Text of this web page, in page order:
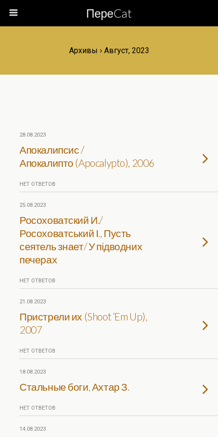
ПереCat
Архивы › Август, 2023
28.08.2023
Апокалипсис /
Апокалипто (Apocalypto), 2006
НЕТ ОТВЕТОВ
25.08.2023
Росоховатский И./
Росоховатський І., Пусть
сеятель знает/ У підводних
печерах
НЕТ ОТВЕТОВ
21.08.2023
Пристрели их (Shoot ‘Em Up),
2007
НЕТ ОТВЕТОВ
18.08.2023
Стальные боги, Ахтар З.
НЕТ ОТВЕТОВ
14.08.2023